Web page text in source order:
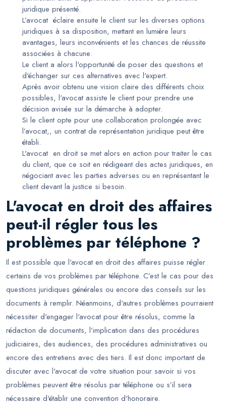
juridique présenté.
L’avocat éclaire ensuite le client sur les diverses options
juridiques à sa disposition, mettant en lumière leurs
avantages, leurs inconvénients et les chances de réussite
associées à chacune.
Le client a alors l'opportunité de poser des questions et
d'échanger sur ces alternatives avec l'expert.
Après avoir obtenu une vision claire des différents choix
possibles, l'avocat assiste le client pour prendre une
décision avisée sur la démarche à adopter.
Si le client opte pour une collaboration prolongée avec
l’avocat,, un contrat de représentation juridique peut être
établi.
L'avocat en droit se met alors en action pour traiter le cas
du client, que ce soit en rédigeant des actes juridiques, en
négociant avec les parties adverses ou en représentant le
client devant la justice si besoin.
L'avocat en droit des affaires
peut-il régler tous les
problèmes par téléphone ?
Il est possible que l'avocat en droit des affaires puisse régler
certains de vos problèmes par téléphone. C’est le cas pour des
questions juridiques générales ou encore des conseils sur les
documents à remplir. Néanmoins, d'autres problèmes pourraient
nécessiter d'engager l'avocat pour être résolus, comme la
rédaction de documents, l’implication dans des procédures
judiciaires, des audiences, des procédures administratives ou
encore des entretiens avec des tiers. Il est donc important de
discuter avec l'avocat de votre situation pour savoir si vos
problèmes peuvent être résolus par téléphone ou s’il sera
nécessaire d'établir une convention d'honoraire.